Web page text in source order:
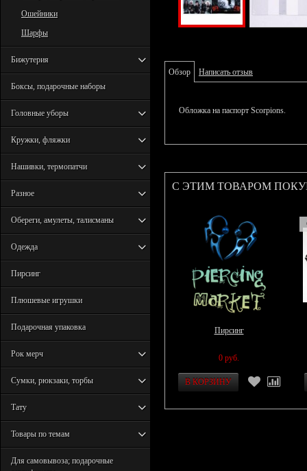
Ошейники
Шарфы
Бижутерия
Боксы, подарочные наборы
Головные уборы
Кружки, фляжки
Нашивки, термопатчи
Разное
Обереги, амулеты, талисманы
Одежда
Пирсинг
Плюшевые игрушки
Подарочная упаковка
Рок мерч
Сумки, рюкзаки, торбы
Тату
Товары по темам
Для самовывоза; подарочные
Обзор Написать отзыв
Обложка на паспорт Scorpions.
С ЭТИМ ТОВАРОМ
Пирсинг
0 руб.